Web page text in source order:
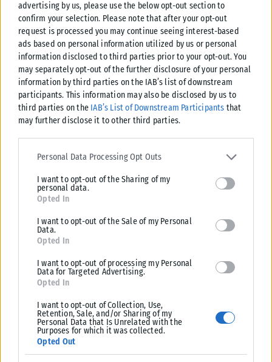
advertising by us, please use the below opt-out section to
confirm your selection. Please note that after your opt-out
request is processed you may continue seeing interest-based
ads based on personal information utilized by us or personal
information disclosed to third parties prior to your opt-out. You
may separately opt-out of the further disclosure of your personal
information by third parties on the IAB’s list of downstream
participants. This information may also be disclosed by us to
third parties on the IAB’s List of Downstream Participants that
may further disclose it to other third parties.
Please note that this website/app uses one or more Google
services and may gather and store information including but not
deny consent to Google and its third-party tags to use your data
for below specified purposes in below Google consent section.
Personal Data Processing Opt Outs
I want to opt-out of the Sharing of my
personal data.
Opted In
I want to opt-out of the Sale of my Personal
Data.
Opted In
I want to opt-out of processing my Personal
Data for Targeted Advertising.
Opted In
I want to opt-out of Collection, Use,
Retention, Sale, and/or Sharing of my
Personal Data that Is Unrelated with the
Purposes for which it was collected.
Opted Out
Παράλειψη προθέρμανσης και
αποθεραπείας
Πολλοί μπορεί να παραλείψουν να κάνουν ζέσταμα πριν τη
γυμναστική ή αποθεραπεία μετά το τέλος των ασκήσεων.
Η έντονη άσκηση χωρίς σωστή προθέρμανση είναι ένας από
τους πιο γρήγορους τρόπους για να σκληρύνετε και να
βλάψετε τις αρθρώσεις σας. Οι ψυχροί μύες και οι αρθρώσεις
είναι λιγότερο εύκαμπτοι, αυξάνοντας τον κίνδυνο
Ξεκινήστε την γυμναστική σας πάντα με 5–10 λεπτά
προετοιμάσετε τις αρθρώσεις και τους μύες σας.
υγιείς μετά τα 50, αλλά οι λάθος συνήθειες μπορούν να
επηρεάσουν σοβαρά τις αρθρώσεις σας.
Πηγή: iatropedia.gr